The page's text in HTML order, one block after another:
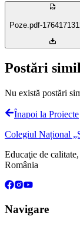
Poze.pdf-
Postări
Nu există postări
Înapoi la Proiecte
Colegiul Național
Educaţie de
România
Navigare